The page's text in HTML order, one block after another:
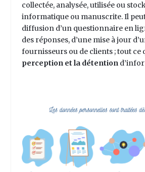
collectée, analysée, utilisée ou
informatique ou manuscrite. Il peut
diffusion d’un questionnaire en
des réponses, d’une mise à jour
fournisseurs ou de clients ; tout ce
perception et la détention